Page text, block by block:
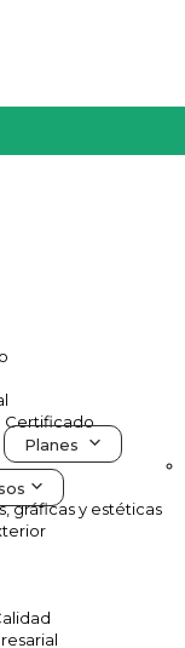
Certificado
Planes
gráficas y estéticas